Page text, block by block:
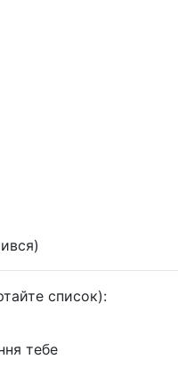
список):
тебе